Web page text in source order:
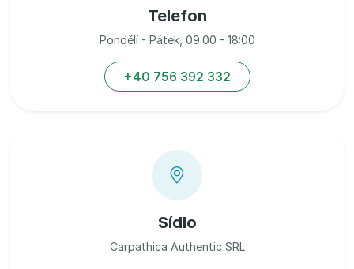
Telefon
Pondělí - Pátek, 09:00 - 18:00
+40 756 392 332
Sídlo
Carpathica Authentic SRL